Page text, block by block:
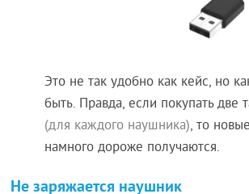
Это не так удобно как кейс, но
быть. Правда, если покупать две
(для каждого наушника), то
намного дороже получаются.
Не заряжается наушник